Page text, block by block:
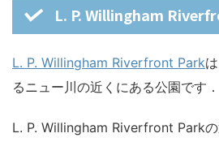
L. P. Willingham
L. P. Willingham Riverfront Park
るニュー川の近くにある公園です．
L. P. Willingham Riverfront Park